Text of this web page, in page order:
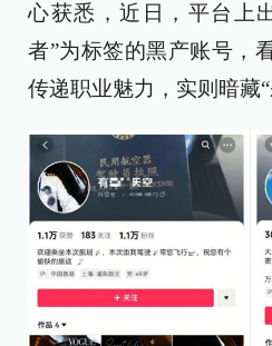
心获悉，近日，平台上
者”为标签的黑产账号，
传递职业魅力，实则暗藏“